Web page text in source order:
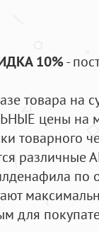
10%-
товара на
цены на
товарного
по
для